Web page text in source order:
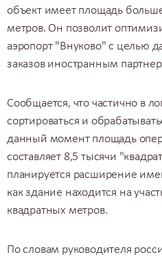
объект имеет площадь
метров. Он позволит
аэропорт "Внуково" с целью
заказов иностранным
Сообщается, что частично в
сортироваться и
данный момент площадь
составляет 8,5 тысячи
планируется расширение
как здание находится на
квадратных метров.
По словам руководителя